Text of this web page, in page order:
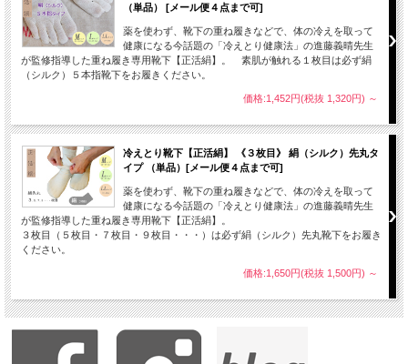
（単品） [メール便４点まで可]
薬を使わず、靴下の重ね履きなどで、体の冷えを取って
健康になる今話題の「冷えとり健康法」の進藤義晴先生
が監修指導した重ね履き専用靴下【正活絹】。 素肌が触れる１枚目は必ず絹
（シルク）５本指靴下をお履きください。
価格:1,452円(税抜 1,320円) ～
冷えとり靴下【正活絹】 《３枚目》 絹（シルク）先丸タ
イプ （単品）[メール便４点まで可]
薬を使わず、靴下の重ね履きなどで、体の冷えを取って
健康になる今話題の「冷えとり健康法」の進藤義晴先生
が監修指導した重ね履き専用靴下【正活絹】。
３枚目（５枚目・７枚目・９枚目・・・）は必ず絹（シルク）先丸靴下をお履き
ください。
価格:1,650円(税抜 1,500円) ～